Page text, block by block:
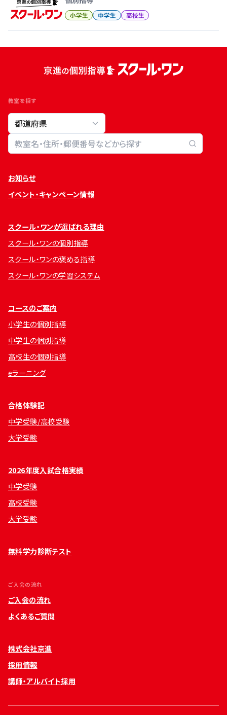
小学生 中学生 高校生
教室を探す
教室検索
お知らせ
イベント・キャンペーン情報
スクール・ワンが選ばれる理由
スクール・ワンの個別指導
スクール・ワンの褒める指導
スクール・ワンの学習システム
コースのご案内
小学生の個別指導
中学生の個別指導
高校生の個別指導
eラーニング
合格体験記
中学受験/高校受験
大学受験
2026年度入試合格実績
中学受験
高校受験
大学受験
無料学力診断テスト
ご入会の流れ
ご入会の流れ
よくあるご質問
株式会社京進
採用情報
講師・アルバイト採用